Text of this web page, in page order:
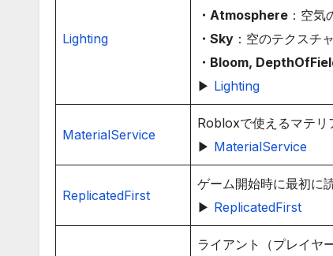
Lighting
・Atmosphere ：空気
・Sky ：空のテクスチ
・Bloom,
▶ Lighting
MaterialService
Robloxで使えるマテリ
▶ MaterialService
ReplicatedFirst
ゲーム開始時に最初に
▶ ReplicatedFirst
ライアント（プレイヤ